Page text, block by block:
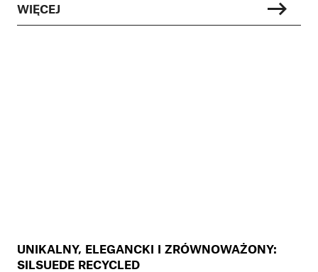
WIĘCEJ
UNIKALNY, ELEGANCKI I ZRÓWNOWAŻONY:
SILSUEDE RECYCLED